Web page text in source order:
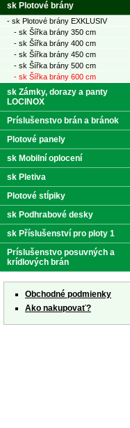
sk Plotové brány
- sk Plotové brány EXKLUSIV
- sk Šířka brány 350 cm
- sk Šířka brány 400 cm
- sk Šířka brány 450 cm
- sk Šířka brány 500 cm
- sk Šířka brány 600 cm
sk Zámky, dorazy a panty
LOCINOX
Príslušenstvo brán a bránok
Plotové panely
sk Mobilní oplocení
sk Pletiva
Plotové stĺpiky
sk Podhrabové desky
sk Příslušenství pro ploty 1
Príslušenstvo posuvných a
krídlových brán
Obchodné podmienky
Ako nakupovať?